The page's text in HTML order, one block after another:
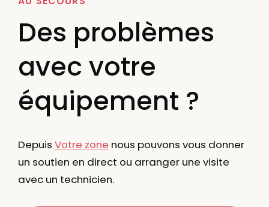
Des problèmes
avec votre
équipement ?
Depuis Votre zone nous pouvons vous donner
un soutien en direct ou arranger une visite
avec un technicien.